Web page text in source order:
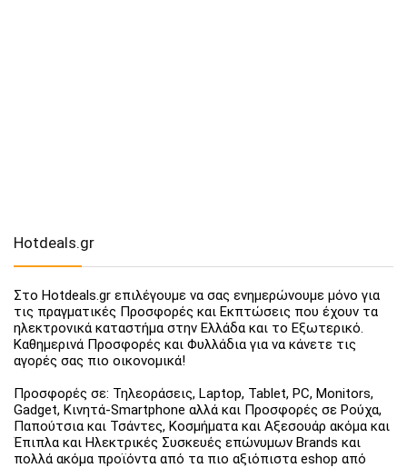
Hotdeals.gr
Στο Hotdeals.gr επιλέγουμε να σας ενημερώνουμε μόνο για
τις πραγματικές Προσφορές και Εκπτώσεις που έχουν τα
ηλεκτρονικά καταστήμα στην Ελλάδα και το Εξωτερικό.
Καθημερινά Προσφορές και Φυλλάδια για να κάνετε τις
αγορές σας πιο οικονομικά!
Προσφορές σε: Τηλεοράσεις, Laptop, Tablet, PC, Monitors,
Gadget, Κινητά-Smartphone αλλά και Προσφορές σε Ρούχα,
Παπούτσια και Τσάντες, Κοσμήματα και Αξεσουάρ ακόμα και
Έπιπλα και Ηλεκτρικές Συσκευές επώνυμων Brands και
πολλά ακόμα προϊόντα από τα πιο αξιόπιστα eshop από